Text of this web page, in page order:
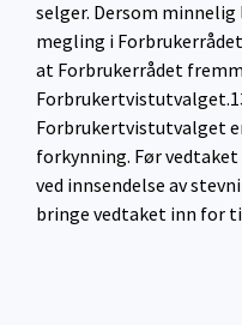
selger. Dersom
megling i
at Forbrukerrådet
Forbrukertvistutvalget
forkynning. Før
ved innsendelse av
bringe vedtaket inn for